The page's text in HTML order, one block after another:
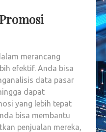
merancang
efektif. Anda bisa
data pasar
dapat
yang lebih tepat
bisa membantu
penjualan mereka,